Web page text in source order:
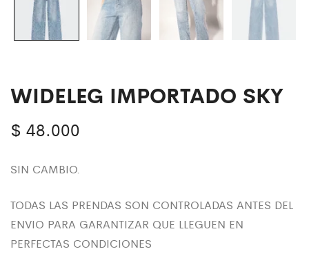
WIDELEG IMPORTADO SKY
$ 48.000
SIN CAMBIO.
TODAS LAS PRENDAS SON CONTROLADAS ANTES DEL
ENVIO PARA GARANTIZAR QUE LLEGUEN EN
PERFECTAS CONDICIONES